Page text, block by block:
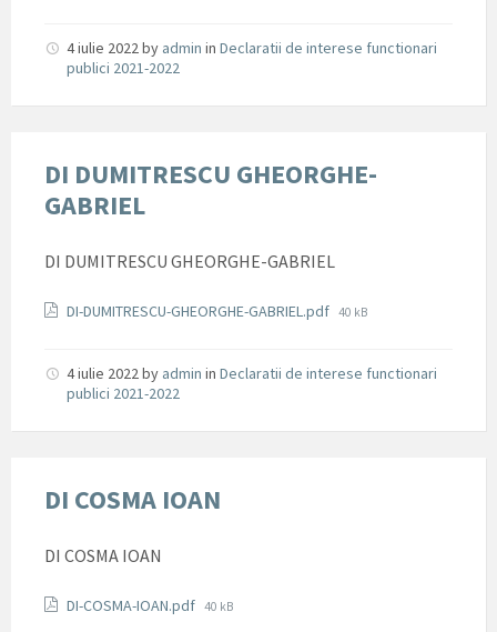
4 iulie 2022by admin in Declaratii de interese functionari
publici 2021-2022
DI DUMITRESCU GHEORGHE-
GABRIEL
DI DUMITRESCU GHEORGHE-GABRIEL
Documente
DI-DUMITRESCU-GHEORGHE-GABRIEL.pdf File
40 kB
4 iulie 2022by admin in Declaratii de interese functionari
publici 2021-2022
DI COSMA IOAN
DI COSMA IOAN
Documente
DI-COSMA-IOAN.pdf File
40 kB